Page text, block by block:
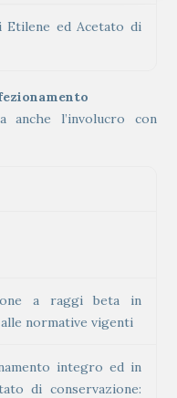
Etilene ed Acetato di
anche l’involucro con
a raggi beta in
normative vigenti
integro ed in
di conservazione: